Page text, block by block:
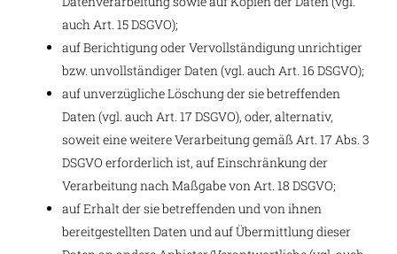
auch Art. 15 DSGVO);
auf Berichtigung oder Vervollständigung unrichtiger
bzw. unvollständiger Daten (vgl. auch Art. 16 DSGVO);
auf unverzügliche Löschung der sie betreffenden
Daten (vgl. auch Art. 17 DSGVO), oder, alternativ,
soweit eine weitere Verarbeitung gemäß Art. 17 Abs. 3
DSGVO erforderlich ist, auf Einschränkung der
Verarbeitung nach Maßgabe von Art. 18 DSGVO;
auf Erhalt der sie betreffenden und von ihnen
bereitgestellten Daten und auf Übermittlung dieser